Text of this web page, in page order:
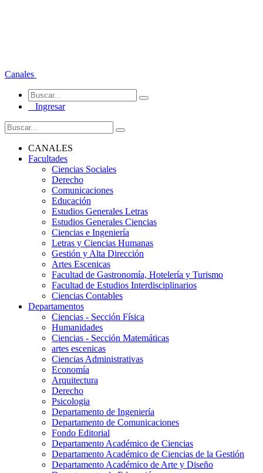
Canales
Ingresar
CANALES
Facultades
Ciencias Sociales
Derecho
Comunicaciones
Educación
Estudios Generales Letras
Estudios Generales Ciencias
Ciencias e Ingeniería
Letras y Ciencias Humanas
Gestión y Alta Dirección
Artes Escenicas
Facultad de Gastronomía, Hotelería y Turismo
Facultad de Estudios Interdisciplinarios
Ciencias Contables
Departamentos
Ciencias - Sección Física
Humanidades
Ciencias - Sección Matemáticas
artes escenicas
Ciencias Administrativas
Economía
Arquitectura
Derecho
Psicologia
Departamento de Ingeniería
Departamento de Comunicaciones
Fondo Editorial
Departamento Académico de Ciencias
Departamento Académico de Ciencias de la Gestión
Departamento Académico de Arte y Diseño